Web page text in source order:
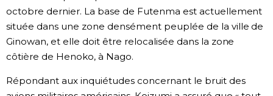
En plus
octobre dernier. La base de Futenma est actuellement
située dans une zone densément peuplée de la ville de
Ginowan, et elle doit être relocalisée dans la zone
côtière de Henoko, à Nago.
Répondant aux inquiétudes concernant le bruit des